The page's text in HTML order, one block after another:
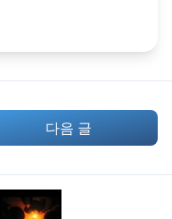
다음 글